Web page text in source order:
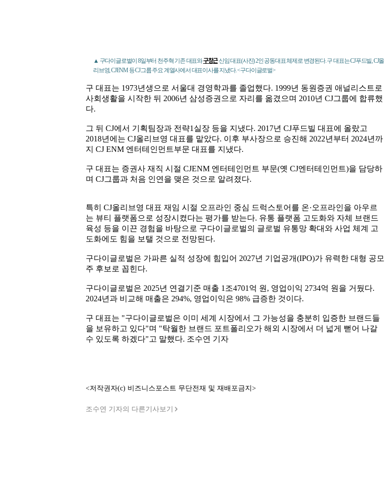
▲ 구다이글로벌이 8일부터 천주혁 기존 대표와구창근신임 대표(사진) 2인 공동대표 체제로 변경된다. 구 대표는 CJ푸드빌, CJ올
리브영, CJENM 등 CJ그룹 주요 계열사에서 대표이사를 지냈다. <구다이글로벌>
구 대표는 1973년생으로 서울대 경영학과를 졸업했다. 1999년 동원증권 애널리스트로
사회생활을 시작한 뒤 2006년 삼성증권으로 자리를 옮겼으며 2010년 CJ그룹에 합류했
다.
그 뒤 CJ에서 기획팀장과 전략1실장 등을 지냈다. 2017년 CJ푸드빌 대표에 올랐고
2018년에는 CJ올리브영 대표를 맡았다. 이후 부사장으로 승진해 2022년부터 2024년까
지 CJ ENM 엔터테인먼트부문 대표를 지냈다.
구 대표는 증권사 재직 시절 CJENM 엔터테인먼트 부문(옛 CJ엔터테인먼트)을 담당하
며 CJ그룹과 처음 인연을 맺은 것으로 알려졌다.
특히 CJ올리브영 대표 재임 시절 오프라인 중심 드럭스토어를 온·오프라인을 아우르
는 뷰티 플랫폼으로 성장시켰다는 평가를 받는다. 유통 플랫폼 고도화와 자체 브랜드
육성 등을 이끈 경험을 바탕으로 구다이글로벌의 글로벌 유통망 확대와 사업 체계 고
도화에도 힘을 보탤 것으로 전망된다.
구다이글로벌은 가파른 실적 성장에 힘입어 2027년 기업공개(IPO)가 유력한 대형 공모
주 후보로 꼽힌다.
구다이글로벌은 2025년 연결기준 매출 1조4701억 원, 영업이익 2734억 원을 거뒀다.
2024년과 비교해 매출은 294%, 영업이익은 98% 급증한 것이다.
구 대표는 "구다이글로벌은 이미 세계 시장에서 그 가능성을 충분히 입증한 브랜드들
을 보유하고 있다"며 "탁월한 브랜드 포트폴리오가 해외 시장에서 더 넓게 뻗어 나갈
수 있도록 하겠다"고 말했다. 조수연 기자
<저작권자(c) 비즈니스포스트 무단전재 및 재배포금지>
조수연 기자의 다른기사보기